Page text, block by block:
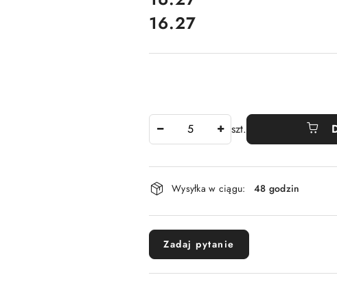
Cena:
16.27
szt.
Dostępność
i
dostawa
Wysyłka w ciągu: 48 godzin
Zadaj pytanie